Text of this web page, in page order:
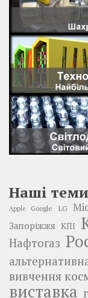
Наші теми
Apple Google LG
Запоріжжя КПІ
Нафтогаз
вивчення
виставка